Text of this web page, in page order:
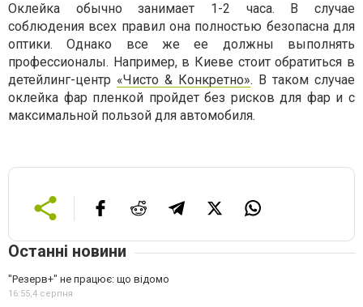
Оклейка обычно занимает 1-2 часа. В случае
соблюдения всех правил она полностью безопасна для
оптики. Однако все же ее должны выполнять
профессионалы. Например, в Киеве стоит обратиться в
детейлинг-центр «Чисто & Конкретно». В таком случае
оклейка фар пленкой пройдет без рисков для фар и с
максимальной пользой для автомобиля.
Останні новини
"Резерв+" не працює: що відомо
16:55,4 серпня